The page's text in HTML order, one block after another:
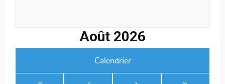
Août 2026
Calendrier